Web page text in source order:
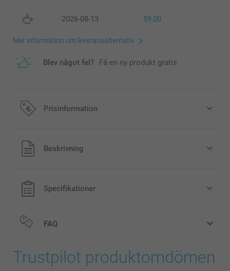
2026-08-13 59,00
Mer information om leveransalternativ
Blev något fel? Få en ny produkt gratis
Prisinformation
Alla priser är i svenska kronor (SEK), inklusive moms och
exklusive porto.
Beskrivning
Specifikationer
FAQ
Trustpilot produktomdömen